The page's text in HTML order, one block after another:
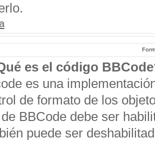
es el código
es una
de formato de los
BBCode debe ser
puede ser